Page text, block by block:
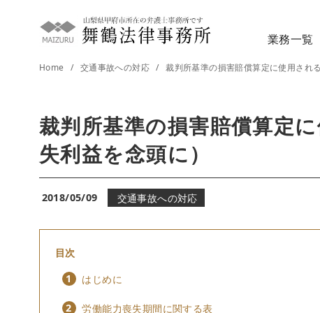
業務一覧
Home 交通事故への対応 裁判所基準の損害賠償算定に使用され
裁判所基準の損害賠償算定
失利益を念頭に）
2018/05/09 交通事故への対応
目次
はじめに
労働能力喪失期間に関する表